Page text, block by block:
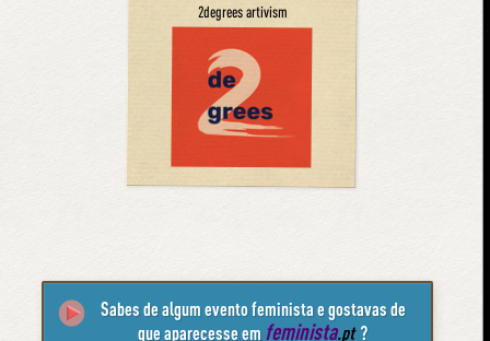
2degrees artivism
Sabes de algum evento feminista e gostavas de
que aparecesse em feminista.pt ?